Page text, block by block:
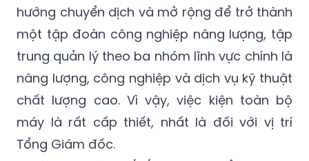
hướng chuyển dịch và mở rộng để trở thành
một tập đoàn công nghiệp năng lượng, tập
trung quản lý theo ba nhóm lĩnh vực chính là
năng lượng, công nghiệp và dịch vụ kỹ thuật
chất lượng cao. Vì vậy, việc kiện toàn bộ
máy là rất cấp thiết, nhất là đối với vị trí
Tổng Giám đốc.